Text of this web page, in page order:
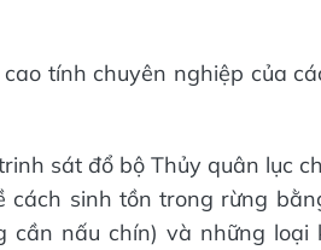
tính chuyên nghiệp của
sát đổ bộ Thủy quân lục
cách sinh tồn trong rừng
cần nấu chín) và những loại